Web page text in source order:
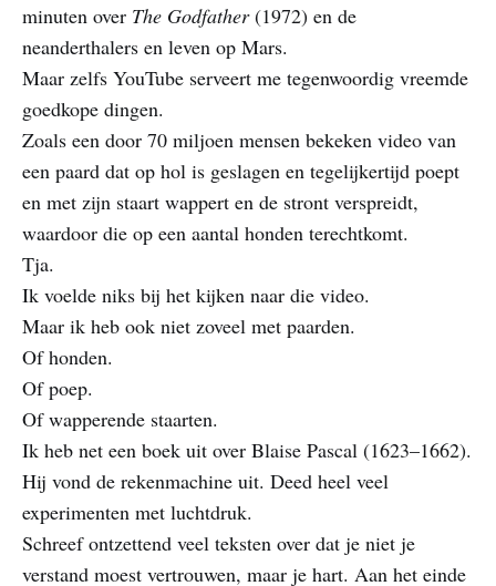
minuten over The Godfather(1972) en de
neanderthalers en leven op Mars.
Maar zelfs YouTube serveert me tegenwoordig vreemde
goedkope dingen.
Zoals een door 70 miljoen mensen bekeken video van
een paard dat op hol is geslagen en tegelijkertijd poept
en met zijn staart wappert en de stront verspreidt,
waardoor die op een aantal honden terechtkomt.
Tja.
Ik voelde niks bij het kijken naar die video.
Maar ik heb ook niet zoveel met paarden.
Of honden.
Of poep.
Of wapperende staarten.
Ik heb net een boek uit over Blaise Pascal (1623–1662).
Hij vond de rekenmachine uit. Deed heel veel
experimenten met luchtdruk.
Schreef ontzettend veel teksten over dat je niet je
verstand moest vertrouwen, maar je hart. Aan het einde